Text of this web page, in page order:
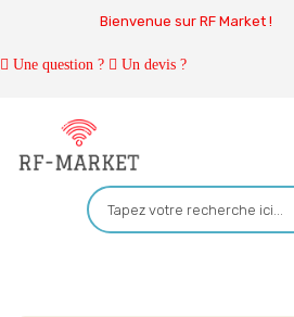
Bienvenue sur RF Market !
Une question ? Un devis ?